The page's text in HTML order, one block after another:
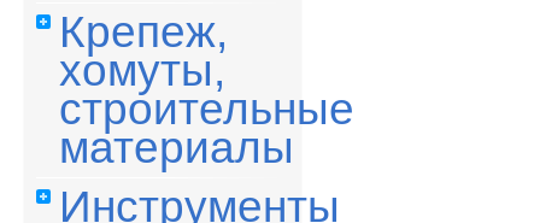
Крепеж,
хомуты,
строительные
материалы
Инструменты